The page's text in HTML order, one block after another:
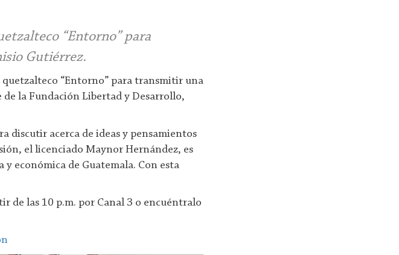
“Entorno” para
Gutiérrez.
quetzalteco “Entorno” para transmitir una
la Fundación Libertad y Desarrollo,
discutir acerca de ideas y pensamientos
el licenciado Maynor Hernández, es
económica de Guatemala. Con esta
de las 10 p.m. por Canal 3 o encuéntralo